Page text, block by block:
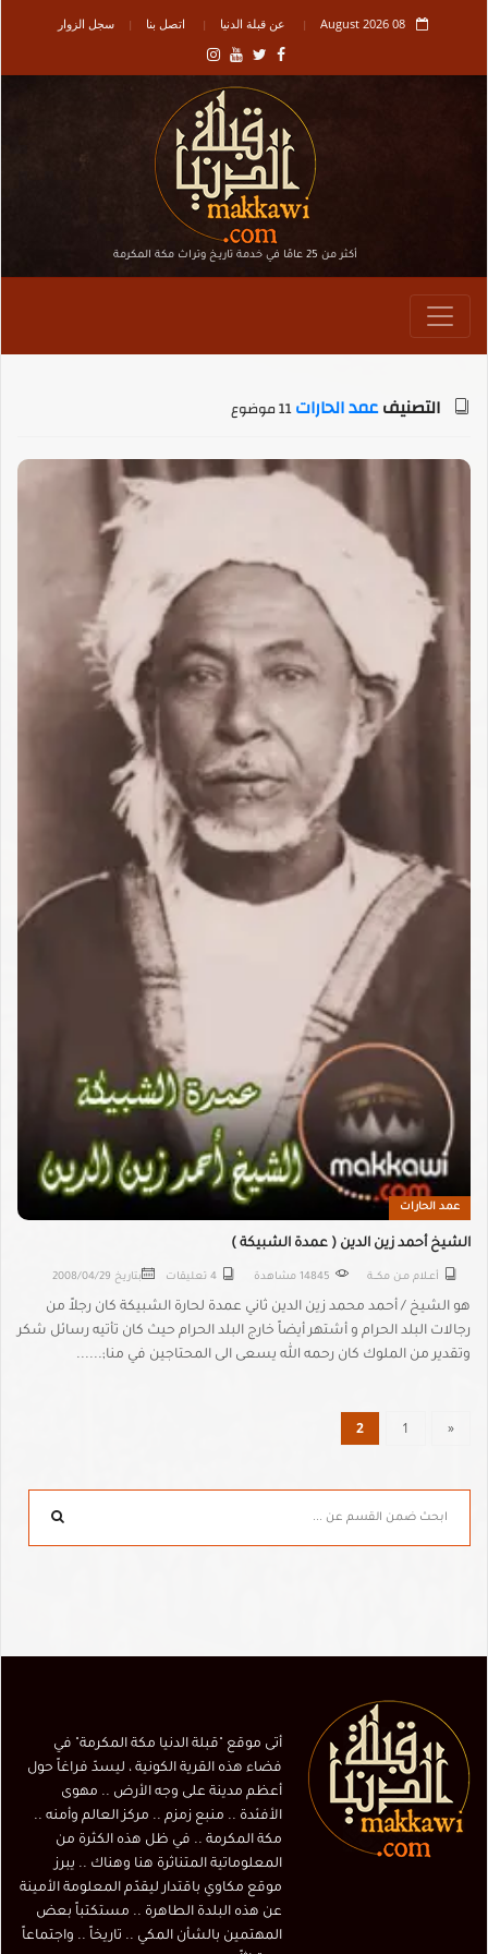
08 August 2026 عن قبلة الدنيا اتصل بنا سجل الزوار
أكثر من 25 عامًا في خدمة تاريـخ وتراث مكة المكرمة
التصنيفعمد الحارات
عمد الحارات
الشيخ أحمد زين الدين ( عمدة الشبيكة )
أعــلام مـن مكـــة 14845 مشاهدة 4 تعليقات بتاريخ 2008/04/29
هو الشيخ / أحمد محمد زين الدين ثاني عمدة لحارة الشبيكة كان رجلاً من
رجالات البلد الحرام و أشتهر أيضاً خارج البلد الحرام حيث كان تأتيه رسائل شكر
وتقدير من الملوك كان رحمه الله يسعى الى المحتاجين في منا;......
«
1
2
أتى موقع "قبلة الدنيا مكة المكرمة" في
فضاء هذه القرية الكونية ، ليسدّ فراغاً حول
أعظم مدينة على وجه الأرض .. مهوى
الأفئدة .. منبع زمزم .. مركز العالم وأمنه ..
مكة المكرمة .. في ظل هذه الكثرة من
المعلوماتية المتناثرة هنا وهناك .. يبرز
موقع مكاوي باقتدار ليقدّم المعلومة الأمينة
عن هذه البلدة الطاهرة .. مستكتباً بعض
المهتمين بالشأن المكي .. تاريخاً .. واجتماعاً